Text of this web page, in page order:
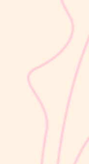
(HPK). Pada tahap ini,
pesat, mulai dari
dengan orang